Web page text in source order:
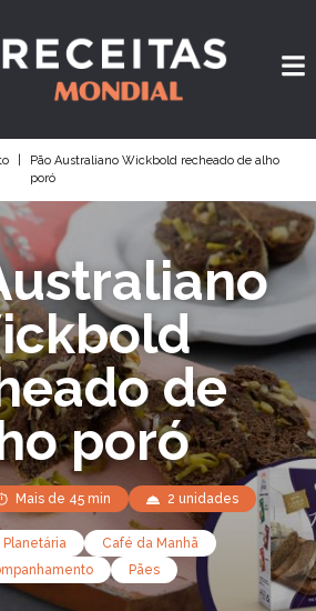
Pão Australiano Wickbold recheado de alho
poró
de
poró
Mais de 45 min 2 unidades
Café da Manhã
Pães